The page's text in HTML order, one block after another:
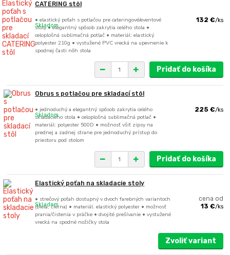
CATERING stôl
• elastický poťah s potlačou pre cateringové/eventové
stoly • elegantný spôsob zakrytia celého stola •
celoplošná sublimačná potlač • materiál: elastický
polyester 210g • vystužené PVC vrecká na upevnenie k
spodnej časti nôh stola
132 €/ks
Skladom
Pridať do košíka
Obrus s potlačou pre skladací stôl
• jednoduchý a elegantný spôsob zakrytia celého
skladacieho stola • celoplošná sublimačná potlač •
materiál: polyester 500D • možnosť všiť zipsy na
prednej a zadnej strane pre jednoduchý prístup do
priestoru pod stolom
225 €/ks
Skladom
Pridať do košíka
Elastický poťah na skladacie stoly
• strečový poťah dostupný v dvoch farebných variantoch
(biela, čierna) • materiál: elastický polyester • možnosť
prania/čistenia v práčke • dvojité prešívanie • vystužené
vrecká na spodné nožičky stola
cena od
13 €/ks
Skladom
Zvoliť variant